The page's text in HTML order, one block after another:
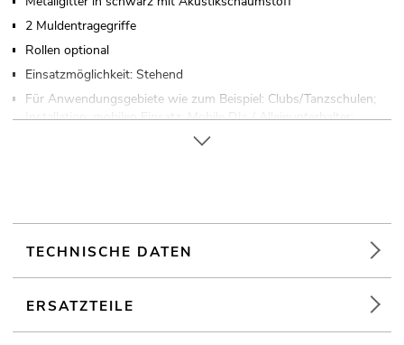
2 Muldentragegriffe
Rollen optional
Einsatzmöglichkeit: Stehend
Für Anwendungsgebiete wie zum Beispiel: Clubs/Tanzschulen;
Installation; mobilen Einsatz; Mobile DJs / Alleinunterhalter;
Restaurants, Bars und Hotels; Verleiher
TECHNISCHE DATEN
ERSATZTEILE